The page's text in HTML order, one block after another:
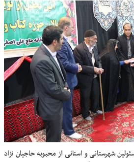
شهرستانی و استانی از محبوبه حاجیان نژاد